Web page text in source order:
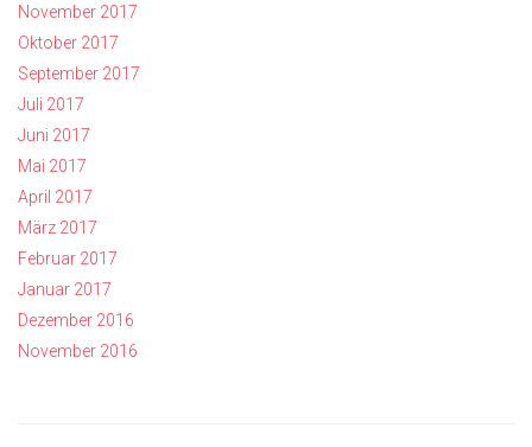
November 2017
Oktober 2017
September 2017
Juli 2017
Juni 2017
Mai 2017
April 2017
März 2017
Februar 2017
Januar 2017
Dezember 2016
November 2016